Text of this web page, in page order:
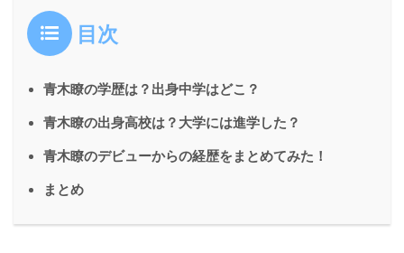
目次
青木瞭の学歴は？出身中学はどこ？
青木瞭の出身高校は？大学には進学した？
青木瞭のデビューからの経歴をまとめてみた！
まとめ